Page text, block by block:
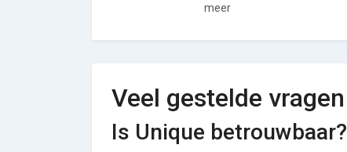
meer
Veel gestelde vragen
Is Unique betrouwbaar?